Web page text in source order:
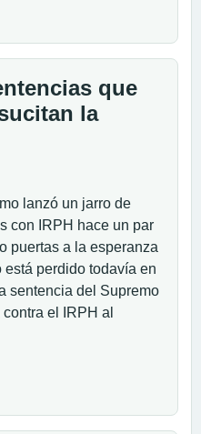
que
la
lanzó un jarro de
con IRPH hace un par
puertas a la esperanza
perdido todavía en
sentencia del Supremo
el IRPH al